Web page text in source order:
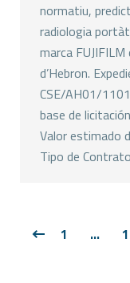
normatiu,
radiologia
marca
d’Hebron.
CSE/AH01/
base de
Valor estimado
Tipo de
1 …